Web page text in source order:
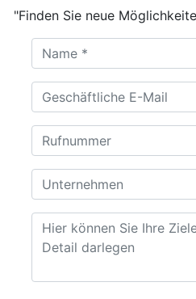
"Finden Sie neue